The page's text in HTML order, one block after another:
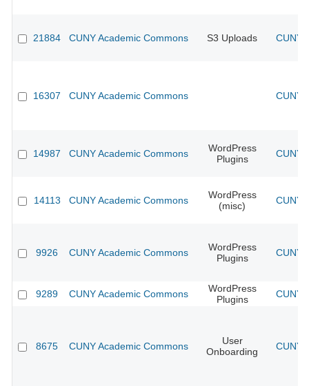
21884 CUNY Academic Commons S3 Uploads CUNY
16307 CUNY Academic Commons CUNY
14987 CUNY Academic Commons
WordPress
Plugins
CUNY
14113 CUNY Academic Commons
WordPress
(misc)
CUNY
9926 CUNY Academic Commons
WordPress
Plugins
CUNY
9289 CUNY Academic Commons
WordPress
Plugins
CUNY
8675 CUNY Academic Commons
User
Onboarding
CUNY